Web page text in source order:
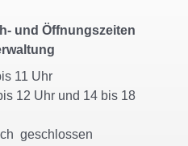
und Öffnungszeiten
11 Uhr
12 Uhr und 14 bis 18
geschlossen